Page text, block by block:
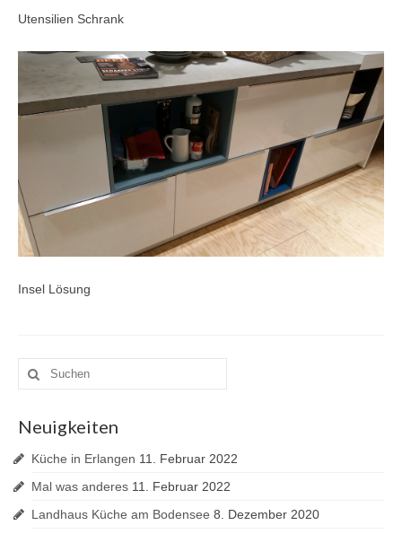
Utensilien Schrank
Insel Lösung
Suche
nach:
Neuigkeiten
Küche in Erlangen 11. Februar 2022
Mal was anderes 11. Februar 2022
Landhaus Küche am Bodensee 8. Dezember 2020